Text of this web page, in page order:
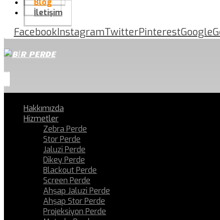
Blog
İletişim
FacebookInstagramTwitterPinterestGoogle
Hakkımızda
Hizmetler
Zebra Perde
Stor Perde
Jaluzi Perde
Dikey Perde
Blackout Perde
Screen Perde
Ahşap Jaluzi Perde
Ahşap Stor Perde
Projeksiyon Perde